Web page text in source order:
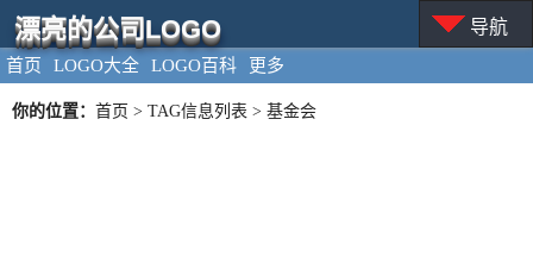
首页 LOGO大全 LOGO百科 更多
漂亮的公司LOGO 导航
你的位置： 首页 > TAG信息列表 > 基金会